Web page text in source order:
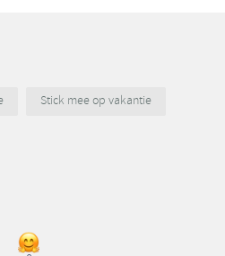
Stick mee op vakantie